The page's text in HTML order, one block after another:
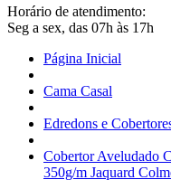
Horário de atendimento:
Seg a sex, das 07h às 17h
Página Inicial
Cama Casal
Edredons e
Cobertor Aveludado
350g/m Jaquard